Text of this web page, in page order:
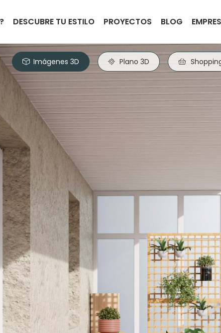
DESCUBRE TU ESTILO PROYECTOS BLOG
Imágenes 3D Plano 3D